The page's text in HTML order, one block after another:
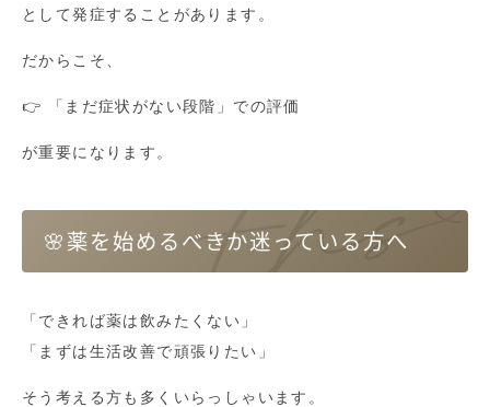
として発症することがあります。
だからこそ、
👉 「まだ症状がない段階」での評価
が重要になります。
🌸薬を始めるべきか迷っている方へ
「できれば薬は飲みたくない」
「まずは生活改善で頑張りたい」
そう考える方も多くいらっしゃいます。